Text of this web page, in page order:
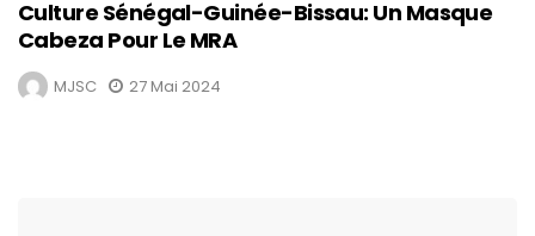
Culture Sénégal-Guinée-Bissau: Un Masque
Cabeza Pour Le MRA
MJSC 27 Mai 2024